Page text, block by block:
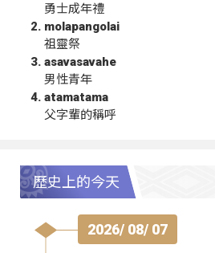
勇士成年禮
molapangolai
祖靈祭
asavasavahe
男性青年
atamatama
父字輩的稱呼
歷史上的今天
2026/ 08/ 07